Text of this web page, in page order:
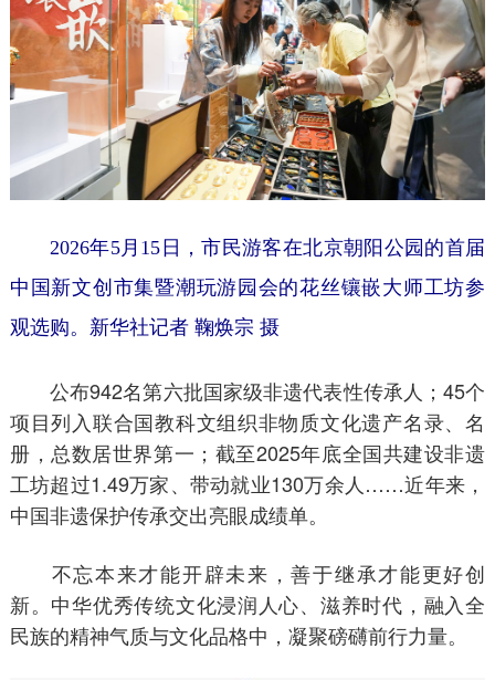
2026年5月15日，市民游客在北京朝阳公园的首届
中国新文创市集暨潮玩游园会的花丝镶嵌大师工坊参
观选购。新华社记者 鞠焕宗 摄
公布942名第六批国家级非遗代表性传承人；45个
项目列入联合国教科文组织非物质文化遗产名录、名
册，总数居世界第一；截至2025年底全国共建设非遗
工坊超过1.49万家、带动就业130万余人……近年来，
中国非遗保护传承交出亮眼成绩单。
不忘本来才能开辟未来，善于继承才能更好创
新。中华优秀传统文化浸润人心、滋养时代，融入全
民族的精神气质与文化品格中，凝聚磅礴前行力量。